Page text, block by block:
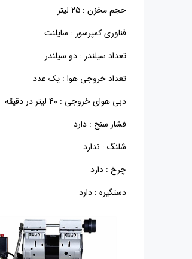
حجم مخزن : ۲۵ لیتر
فناوری کمپرسور : سایلنت
تعداد سیلندر : دو سیلندر
تعداد خروجی هوا : یک عدد
دبی هوای خروجی : ۴۰ لیتر در دقیقه
فشار سنج : دارد
شلنگ : ندارد
چرخ : دارد
دستگیره : دارد